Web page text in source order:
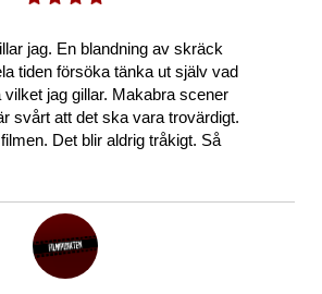
jag. En blandning av skräck
tiden försöka tänka ut själv vad
jag gillar. Makabra scener
svårt att det ska vara trovärdigt.
Det blir aldrig tråkigt. Så